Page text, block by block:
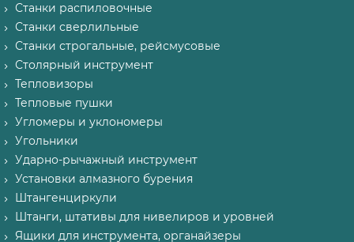
Станки распиловочные
Станки сверлильные
Станки строгальные, рейсмусовые
Столярный инструмент
Тепловизоры
Тепловые пушки
Угломеры и уклономеры
Угольники
Ударно-рычажный инструмент
Установки алмазного бурения
Штангенциркули
Штанги, штативы для нивелиров и уровней
Ящики для инструмента, органайзеры